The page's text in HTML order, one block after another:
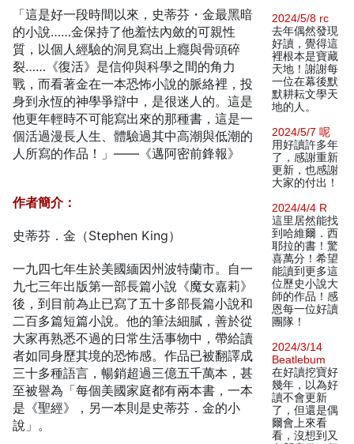
「這是好一段時間以來，史蒂芬・金最黑暗
的小說……金保持了他羞怯內斂的可親性
質，以個人經驗的洞見寫出上癮與骨頭碎
裂……《復活》是信仰與科學之間的角力
戰，而看著金在一本恐怖小說的脈絡裡，投
身到永恆的神學爭辯中，是很迷人的。這是
他更年輕時不可能寫出來的那種書，這是一
個活過漫長人生、體驗過其中高潮與低潮的
人所寫的作品！」——《邁阿密前鋒報》
作者簡介：
史蒂芬．金（Stephen King）
一九四七年生於美國緬因州波特蘭市。自一
九七三年出版第一部長篇小說《魔女嘉莉》
後，到目前為止已寫了五十多部長篇小說和
二百多篇短篇小說。他的筆法細膩，善於從
大家再熟悉不過的日常生活事物中，帶給讀
者如同身歷其境的恐怖感。作品已被翻譯成
三十多種語言，暢銷超過三億五千萬本，甚
至被譽為「每個美國家庭都有兩本書，一本
是《聖經》，另一本則是史蒂芬．金的小
說」。
2024/5/8 rc
去年偶然發現
好讀，覺得這
裡根本是寶藏
天地！謝謝每
一位在幕後默
默耕耘文學天
地的人。
2024/5/7 呢
用好讀許多年
了，感謝重新
更新，也感謝
大家的付出！
2024/4/4 R
這里居然能找
到哈維爾．西
耶拉的書！驚
喜萬分！希望
能讀到更多這
位歷史小說大
師的作品！感
恩每一位好讀
團隊！
2024/3/14
Beatlebum
在好讀挖寶好
幾年，以為好
讀不會更新
了，但還是偶
爾會上來看
看，沒想到又